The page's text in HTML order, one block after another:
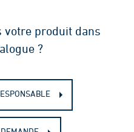
votre produit dans
?